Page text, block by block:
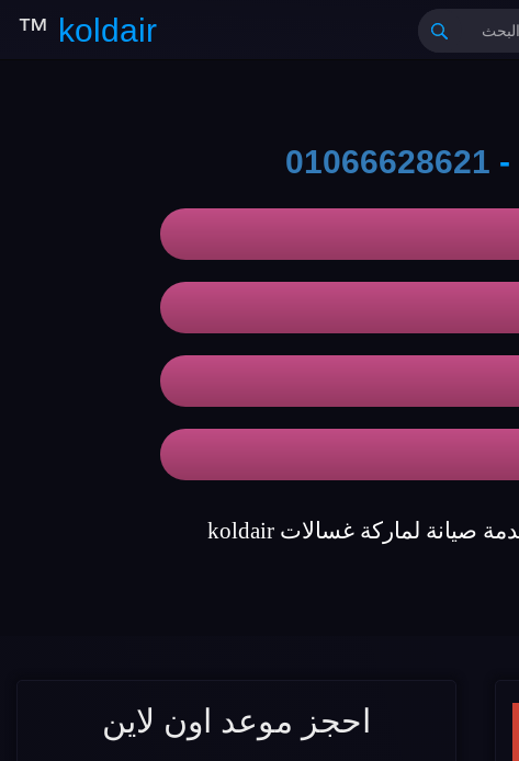
koldair
™
-
01066628621
احجز موعد اون لاين